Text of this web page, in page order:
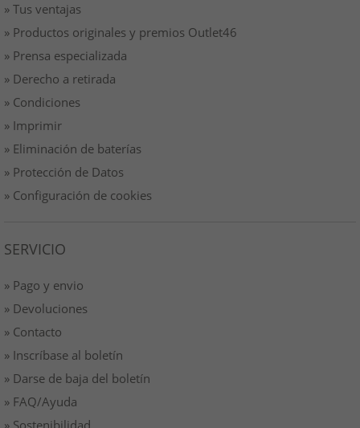
» Tus ventajas
» Productos originales y premios Outlet46
» Prensa especializada
» Derecho a retirada
» Condiciones
» Imprimir
» Eliminación de baterías
» Protección de Datos
» Configuración de cookies
SERVICIO
» Pago y envio
» Devoluciones
» Contacto
» Inscríbase al boletín
» Darse de baja del boletín
» FAQ/Ayuda